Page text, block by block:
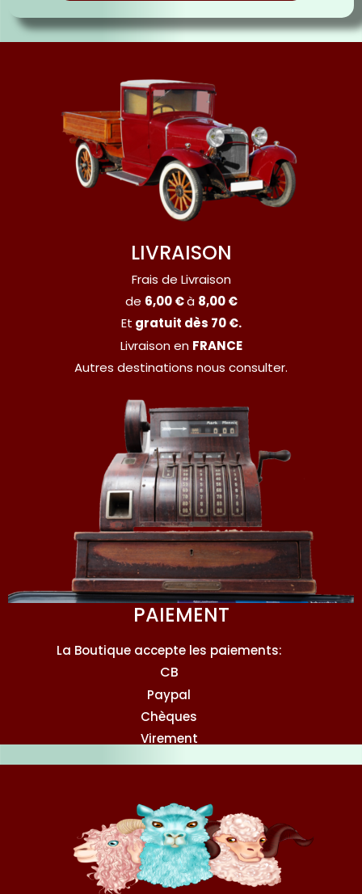
LIVRAISON
Frais de Livraison
de 6,00 €à 8,00 €
Et gratuit dès 70 €.
Livraison en FRANCE
Autres destinations nous consulter.
PAIEMENT
La Boutique accepte les paiements:
CB
Paypal
Chèques
Virement